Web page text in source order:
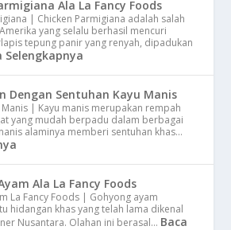
Ala La Fancy Foods
| Chicken Parmigiana adalah salah
yang selalu berhasil mencuri
tepung panir yang renyah, dipadukan
Selengkapnya
Dengan Sentuhan Kayu Manis
Manis | Kayu manis merupakan rempah
yang mudah berpadu dalam berbagai
alaminya memberi sentuhan khas…
Ala La Fancy Foods
La Fancy Foods | Gohyong ayam
hidangan khas yang telah lama dikenal
Nusantara. Olahan ini berasal… Baca